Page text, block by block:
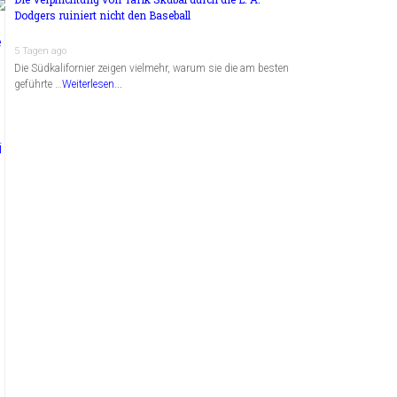
Dodgers ruiniert nicht den Baseball
5 Tagen ago
Die Südkalifornier zeigen vielmehr, warum sie die am besten
geführte …Weiterlesen...